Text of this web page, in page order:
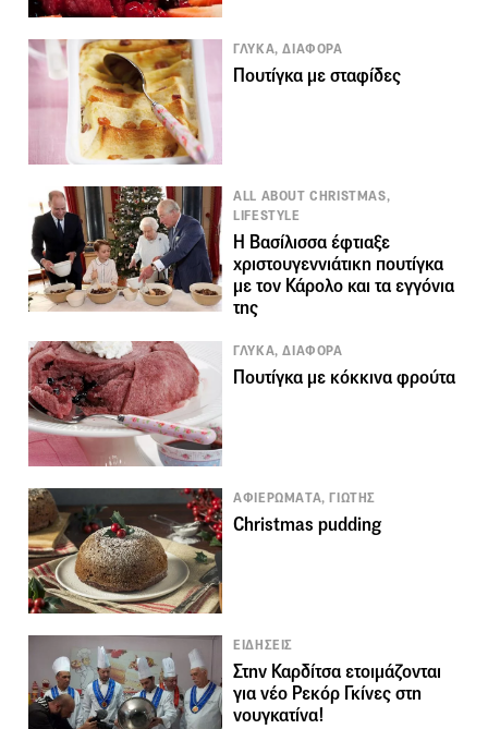
ΓΛΥΚΑ, ΔΙΑΦΟΡΑ
Πουτίγκα με σταφίδες
ALL ABOUT CHRISTMAS,
LIFESTYLE
Η Βασίλισσα έφτιαξε
χριστουγεννιάτικη πουτίγκα
με τον Κάρολο και τα εγγόνια
της
ΓΛΥΚΑ, ΔΙΑΦΟΡΑ
Πουτίγκα με κόκκινα φρούτα
ΑΦΙΕΡΩΜΑΤΑ, ΓΙΩΤΗΣ
Christmas pudding
ΕΙΔΗΣΕΙΣ
Στην Καρδίτσα ετοιμάζονται
για νέο Ρεκόρ Γκίνες στη
νουγκατίνα!